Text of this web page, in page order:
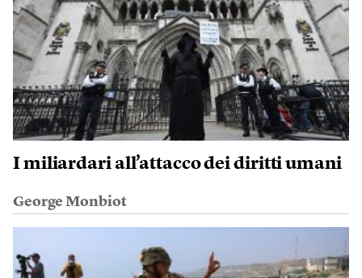
I miliardari all’attacco dei diritti umani
George Monbiot